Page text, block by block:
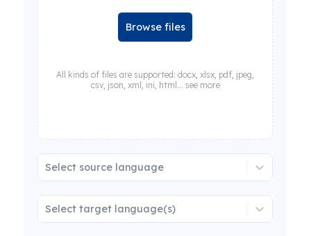
Browse files
All kinds of files are supported: docx, xlsx, pdf, jpeg,
csv, json, xml, ini, html... see more
Select source language
Select target language(s)